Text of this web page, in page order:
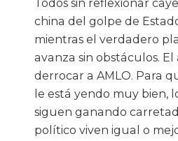
Todos sin reflexionar
china del golpe de
mientras el verdadero
avanza sin obstáculos.
derrocar a AMLO. Para
le está yendo muy bien,
siguen ganando
político viven igual o